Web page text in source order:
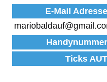
E-Mail Adresse
Handynummer
Ticks AUT